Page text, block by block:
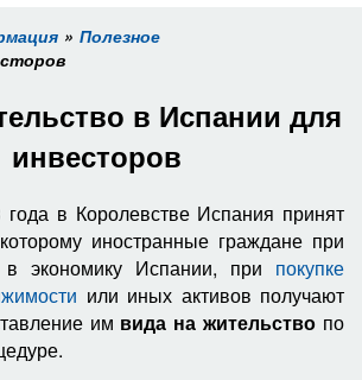
Полезное
в Испании для
инвесторов
в Королевстве Испания принят
иностранные граждане при
в экономику Испании, при покупке
или иных активов получают
им вида на жительство по